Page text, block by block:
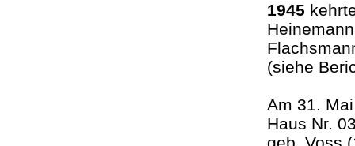
1945
(siehe
Am 31.
Haus Nr.